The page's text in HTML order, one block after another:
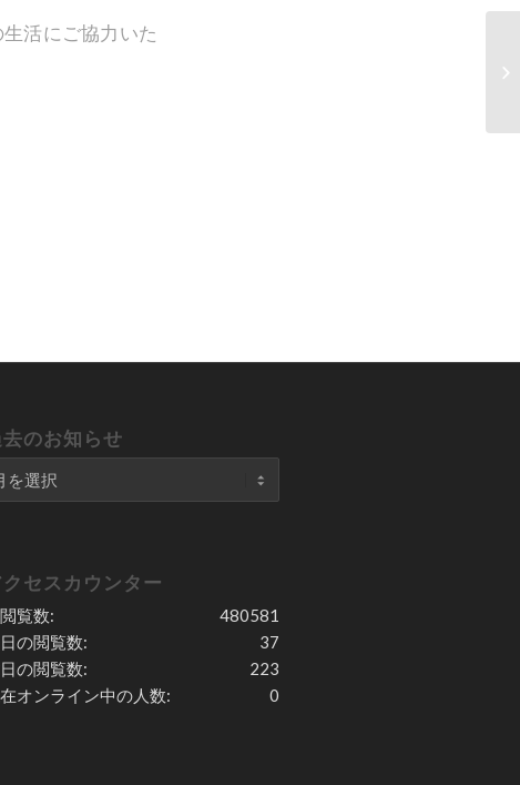
活にご協力いた
去のお知らせ
クセスカウンター
480581
覧数:
37
の閲覧数:
223
の閲覧数:
0
オンライン中の人数: